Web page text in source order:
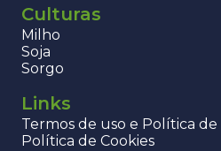
Culturas
Milho
Soja
Sorgo
Links
Termos de uso e Política
Política de Cookies